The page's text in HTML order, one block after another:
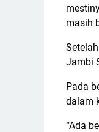
masih
Jambi
Pada
dalam
“Ada